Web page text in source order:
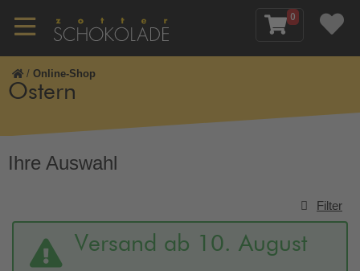
0
/ Online-Shop
Ostern
Versand ab 10. August
Ihre Auswahl
Filter